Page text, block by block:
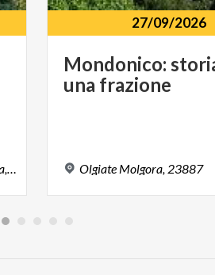
Picenardi, 8, 23887, Olgiate Molgora, LC
27/09/2026
Mondonico:
una frazione
Olgiate Molgora, 23887